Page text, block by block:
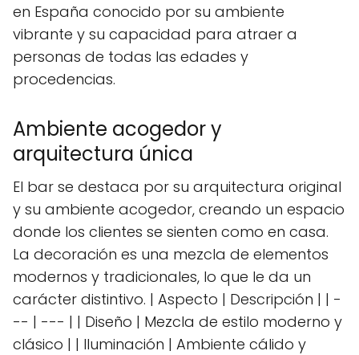
en España conocido por su ambiente
vibrante y su capacidad para atraer a
personas de todas las edades y
procedencias.
Ambiente acogedor y
arquitectura única
El bar se destaca por su arquitectura original
y su ambiente acogedor, creando un espacio
donde los clientes se sienten como en casa.
La decoración es una mezcla de elementos
modernos y tradicionales, lo que le da un
carácter distintivo. | Aspecto | Descripción | | -
-- | --- | | Diseño | Mezcla de estilo moderno y
clásico | | Iluminación | Ambiente cálido y